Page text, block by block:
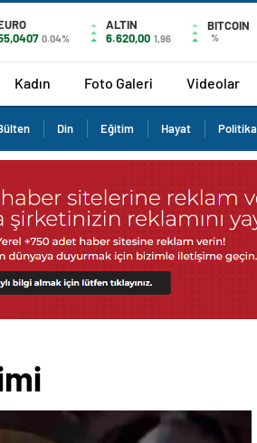
0.04%
ALTIN
6.620,00 1,96
BITCOIN
%
Kadın Foto Galeri Videolar
Din Eğitim Hayat Politika